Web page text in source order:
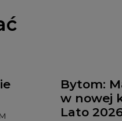
Bytom:
w nowej
Lato